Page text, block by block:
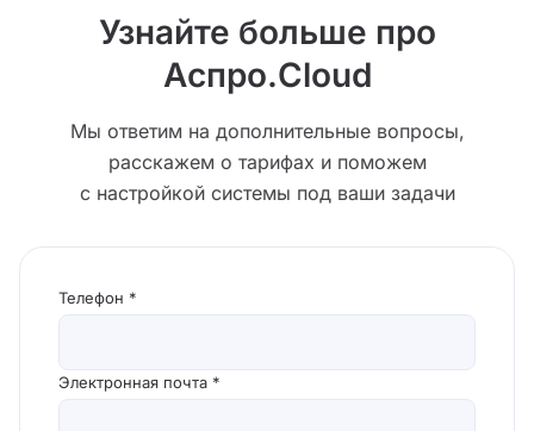
менее функциональный, обратитесь в службу
поддержки.Узнайте больше про
Аспро.Cloud
Мы ответим на дополнительные вопросы,
расскажем о тарифах и поможем
с настройкой системы под ваши задачи
Телефон *
Электронная почта *